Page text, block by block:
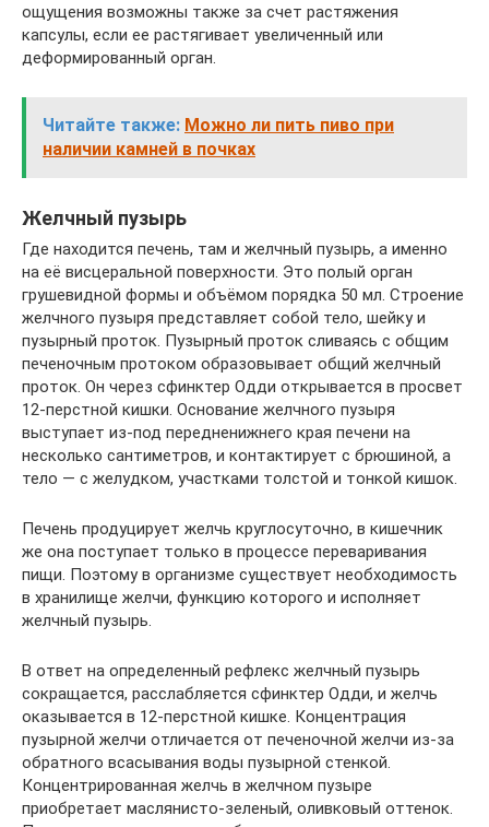
ощущения возможны также за счет растяжения
капсулы, если ее растягивает увеличенный или
деформированный орган.
Читайте также: Можно ли пить пиво при
наличии камней в почках
Желчный пузырь
Где находится печень, там и желчный пузырь, а именно
на её висцеральной поверхности. Это полый орган
грушевидной формы и объёмом порядка 50 мл. Строение
желчного пузыря представляет собой тело, шейку и
пузырный проток. Пузырный проток сливаясь с общим
печеночным протоком образовывает общий желчный
проток. Он через сфинктер Одди открывается в просвет
12-перстной кишки. Основание желчного пузыря
выступает из-под передненижнего края печени на
несколько сантиметров, и контактирует с брюшиной, а
тело — с желудком, участками толстой и тонкой кишок.
Печень продуцирует желчь круглосуточно, в кишечник
же она поступает только в процессе переваривания
пищи. Поэтому в организме существует необходимость
в хранилище желчи, функцию которого и исполняет
желчный пузырь.
В ответ на определенный рефлекс желчный пузырь
сокращается, расслабляется сфинктер Одди, и желчь
оказывается в 12-перстной кишке. Концентрация
пузырной желчи отличается от печеночной желчи из-за
обратного всасывания воды пузырной стенкой.
Концентрированная желчь в желчном пузыре
приобретает маслянисто-зеленый, оливковый оттенок.